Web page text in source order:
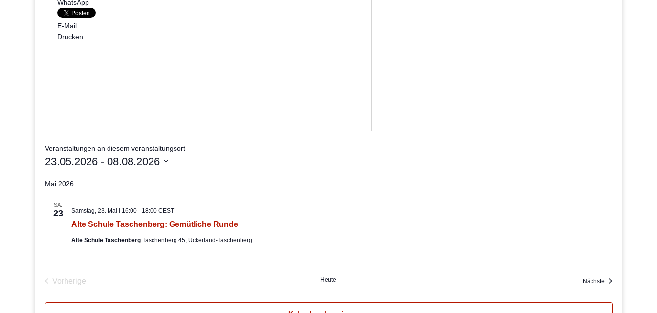
WhatsApp
E-Mail
Drucken
Veranstaltungen an diesem veranstaltungsort
23.05.2026 - 08.08.2026
wählen.
Mai 2026
SA.
23
Alte Schule Taschenberg: Gemütliche Runde
Samstag, 23. Mai I 16:00- 18:00 CEST
Alte Schule Taschenberg Taschenberg 45, Uckerland-Taschenberg
Vorherige
Heute Nächste Veranstaltungen